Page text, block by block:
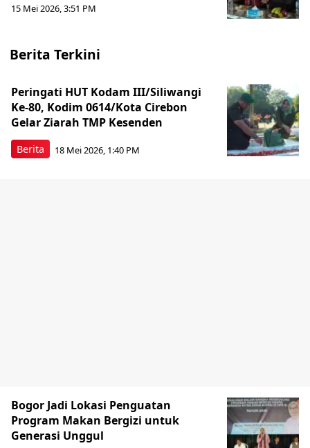
15 Mei 2026, 3:51 PM
Berita Terkini
Berita
Peringati HUT Kodam III/Siliwangi
Ke-80, Kodim 0614/Kota Cirebon
Gelar Ziarah TMP Kesenden
18 Mei 2026, 1:40 PM
Bogor Jadi Lokasi Penguatan
Program Makan Bergizi untuk
Generasi Unggul